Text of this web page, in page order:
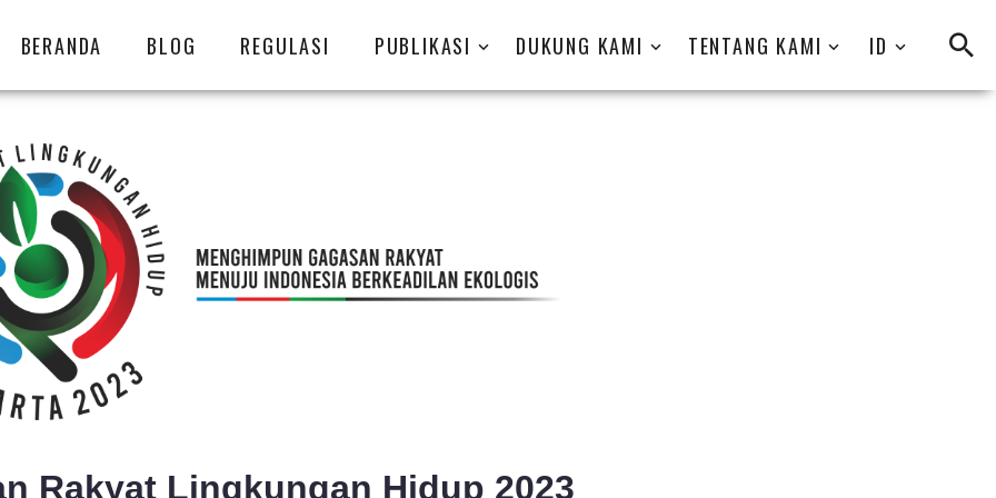
BERANDA BLOG REGULASI PUBLIKASI DUKUNG KAMI TENTANG KAMI ID
Rakyat Lingkungan Hidup 2023